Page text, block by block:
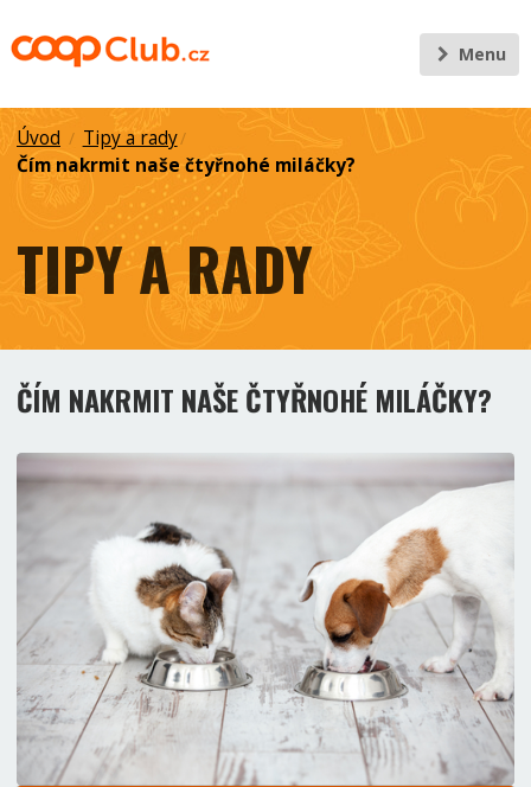
Menu
Úvod / Tipy a rady/
Čím nakrmit naše čtyřnohé miláčky?
TIPY A RADY
ČÍM NAKRMIT NAŠE ČTYŘNOHÉ MILÁČKY?